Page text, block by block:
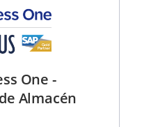
One -
Almacén